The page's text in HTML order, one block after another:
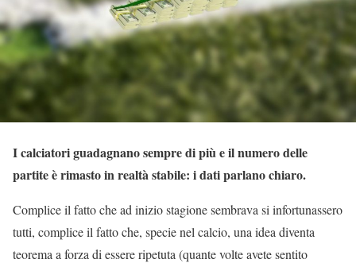
I calciatori guadagnano sempre di più e il numero delle
partite è rimasto in realtà stabile: i dati parlano chiaro.
Complice il fatto che ad inizio stagione sembrava si infortunassero
tutti, complice il fatto che, specie nel calcio, una idea diventa
teorema a forza di essere ripetuta (quante volte avete sentito